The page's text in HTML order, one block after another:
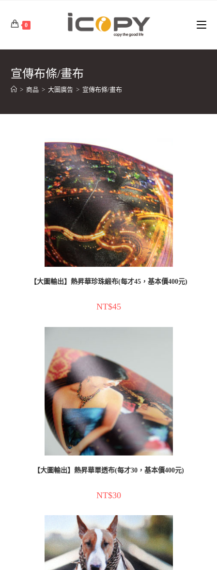
content
0
宣傳布條/畫布
> 商品 > 大圖廣告 > 宣傳布條/畫布
【大圖輸出】熱昇華珍珠緞布(每才45，基本價400元)
NT$45
【大圖輸出】熱昇華單透布(每才30，基本價400元)
NT$30